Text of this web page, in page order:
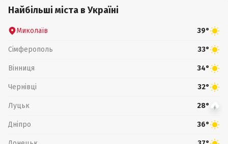
Найбільші міста в Україні
Миколаїв 39°
Сімферополь 33°
Вінниця 34°
Чернівці 32°
Луцьк 28°
Дніпро 36°